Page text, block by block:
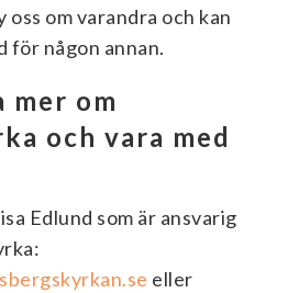
oss om varandra och kan
för någon annan.
om
och vara med
Edlund som är ansvarig
eller